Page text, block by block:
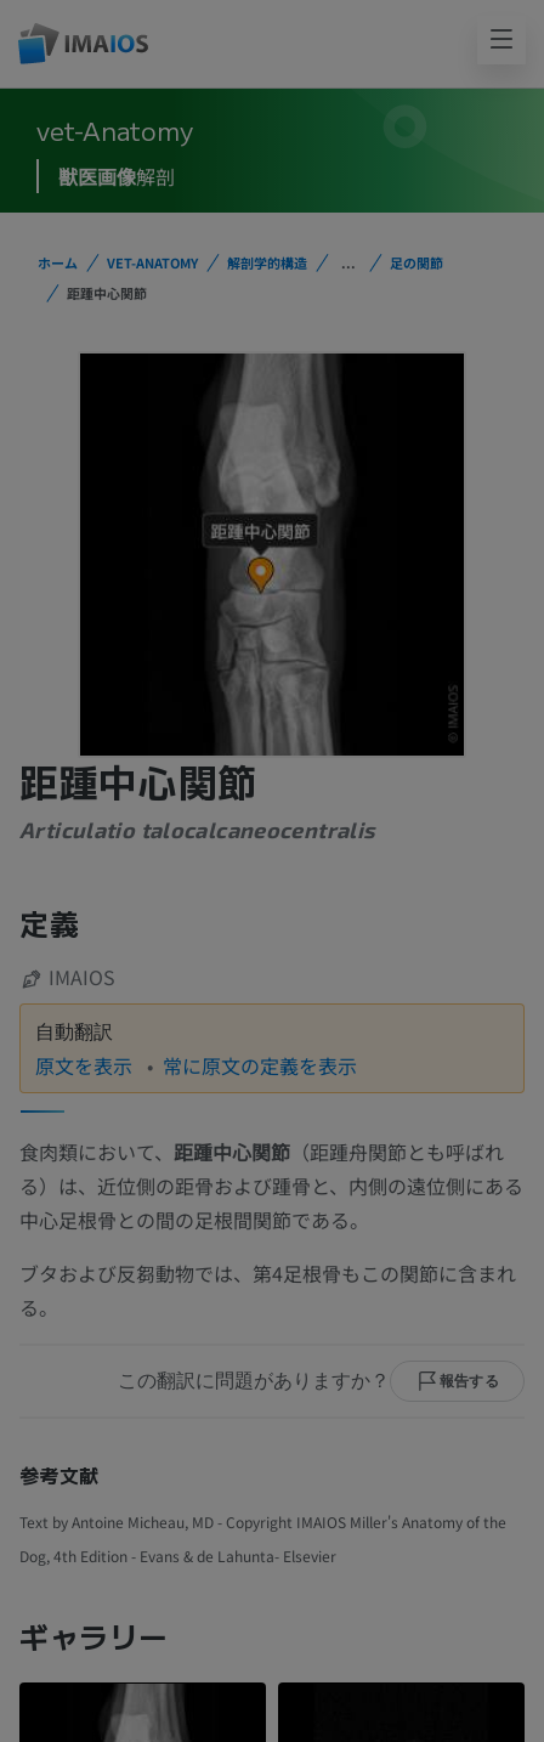
vet-Anatomy
獣医画像解剖
ホーム VET-ANATOMY 解剖学的構造 ...
足の関節
距踵中心関節
距踵中心関節
Articulatio talocalcaneocentralis
定義
IMAIOS
自動翻訳
原文を表示 常に原文の定義を表示
食肉類において、 距踵中心関節 （距踵舟関節とも呼ばれ
る）は、近位側の距骨および踵骨と、内側の遠位側にある
中心足根骨との間の足根間関節である。
ブタおよび反芻動物では、第4足根骨もこの関節に含まれ
る。
この翻訳に問題がありますか？ 報告する
参考文献
Text by Antoine Micheau, MD - Copyright IMAIOS Miller's Anatomy of the
Dog, 4th Edition - Evans & de Lahunta- Elsevier
ギャラリー